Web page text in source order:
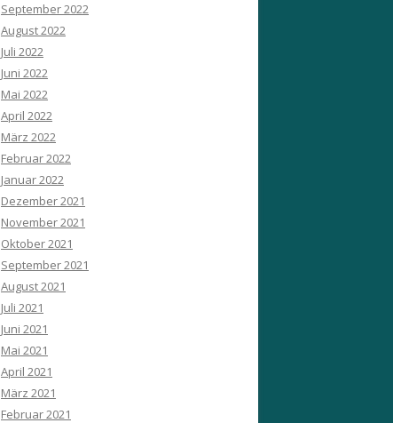
September 2022
August 2022
Juli 2022
Juni 2022
Mai 2022
April 2022
März 2022
Februar 2022
Januar 2022
Dezember 2021
November 2021
Oktober 2021
September 2021
August 2021
Juli 2021
Juni 2021
Mai 2021
April 2021
März 2021
Februar 2021